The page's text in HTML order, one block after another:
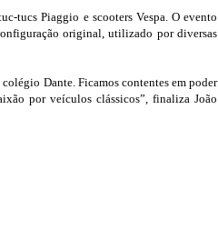
tucs Piaggio e scooters Vespa. O evento
original, utilizado por diversas
Dante. Ficamos contentes em poder
por veículos clássicos”, finaliza João